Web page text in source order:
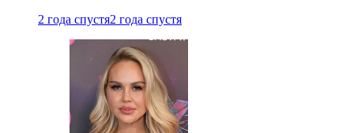
2 года спустя2 года спустя